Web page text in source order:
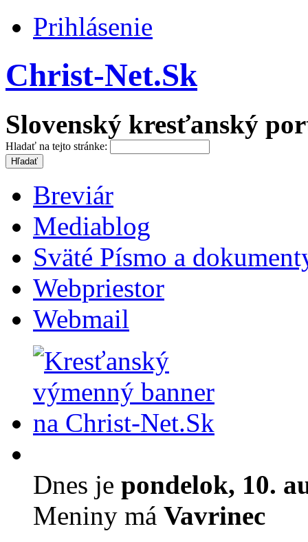
Prihlásenie
Christ-Net.Sk
Slovenský kresťanský
Hladať na tejto stránke:
Breviár
Mediablog
Sväté Písmo a
Webpriestor
Webmail
Dnes je pondelok, 10.
Meniny má Vavrinec